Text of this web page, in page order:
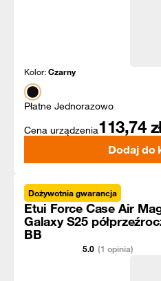
Kolor:Czarny
Płatne Jednorazowo
Cena urządzenia113,74
Dodaj do
Dożywotnia gwarancja
Etui Force Case Air
Galaxy S25
BB
5.0 (1 opinia)